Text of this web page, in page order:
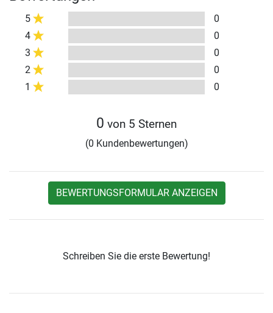
5
0
4
0
3
0
2
0
1
0
0 von 5 Sternen
(0 Kundenbewertungen)
BEWERTUNGSFORMULAR ANZEIGEN
Schreiben Sie die erste Bewertung!